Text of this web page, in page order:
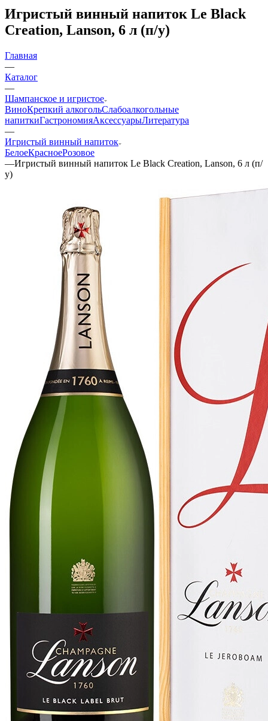
Игристый винный напиток Le Black
Creation, Lanson, 6 л (п/у)
Главная
—
Каталог
—
Шампанское и игристое
ВиноКрепкий алкогольСлабоалкогольные
напиткиГастрономияАксессуарыЛитература
—
Игристый винный напиток
БелоеКрасноеРозовое
—Игристый винный напиток Le Black Creation, Lanson, 6 л (п/
у)